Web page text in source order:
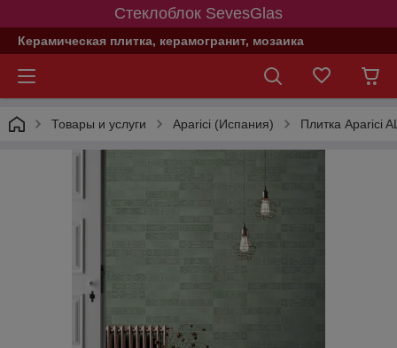
Стеклоблок SevesGlas
Керамическая плитка, керамогранит, мозаика
Товары и услуги Aparici (Испания) Плитка Aparici